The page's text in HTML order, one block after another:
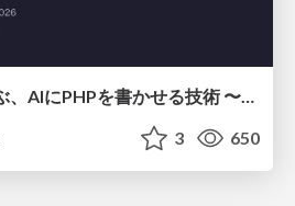
Laravel Boostに学ぶ、AIにPHPを書かせる技術 〜OSSの実装から蒸留するエージェント制御の王道〜
3 650